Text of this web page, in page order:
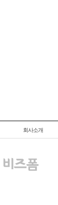
회사소개